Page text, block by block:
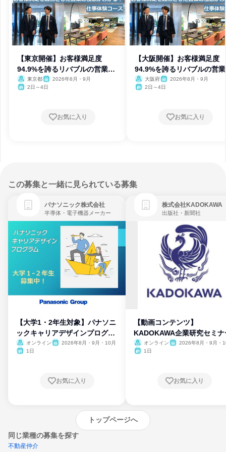
【東京開催】お客様満足度
94.9%を誇るリバブルの営業を
体験東京都
2026年8月・9月
2日～4日
お気に入り
【大阪開催】お客様満足度
94.9%を誇るリバブルの営
体験大阪府
2026年8月・9月
2日～4日
お気に入り
この募集と一緒に見られている募集
パナソニック株式会社
半導体・電子機器メーカー
【大学1・2年生対象】パナソニ
ックキャリアデザインプログラ
ム
オンライン
2026年8月・9月・10月
1日
お気に入り
株式会社KADOKAWA
出版社・新聞社
【動画コンテンツ】
KADOKAWA企業研究セミナ
オンライン
2026年8月・9月・
1日
お気に入り
トップページへ
同じ業種の募集を探す
不動産仲介